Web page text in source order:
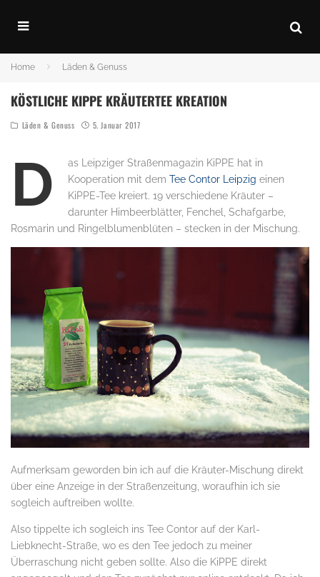
Home Läden & Genuss
KÖSTLICHE KIPPE KRÄUTERTEE KREATION
Läden & Genuss 5. Januar 2017
D
as Leipziger Straßenmagazin KiPPE hat in
Kooperation mit dem Tee Contor Leipzig einen
KiPPE-Tee kreiert. 19 verschiedene Kräuter –
darunter Himbeerblätter, Fenchel, Schafgarbe,
Rosmarin und Ringelblumenblüten – stecken in der Mischung.
Aufmerksam geworden bin ich auf die Kräuter-Mischung direkt
über eine Anzeige in der Straßenzeitung, woraufhin ich sie
sogleich auftreiben wollte.
Also tippelte ich sogleich ins Tee Contor auf der Karl-
Liebknecht-Straße, wo es den Tee jedoch zu meiner
Überraschung nicht geben sollte. Also die KiPPE direkt